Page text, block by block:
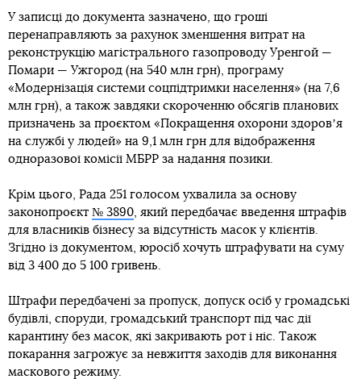
У записці до документа зазначено, що гроші
перенаправляють за рахунок зменшення витрат на
реконструкцію магістрального газопроводу Уренгой —
Помари — Ужгород (на 540 млн грн), програму
«Модернізація системи соцпідтримки населення» (на 7,6
млн грн), а також завдяки скороченню обсягів планових
призначень за проєктом «Покращення охорони здоровʼя
на службі у людей» на 9,1 млн грн для відображення
одноразової комісії МБРР за надання позики.
Крім цього, Рада 251 голосом ухвалила за основу
законопроєкт № 3890 , який передбачає введення штрафів
для власників бізнесу за відсутність масок у клієнтів.
Згідно із документом, юросіб хочуть штрафувати на суму
від 3 400 до 5 100 гривень.
Штрафи передбачені за пропуск, допуск осіб у громадські
будівлі, споруди, громадський транспорт під час дії
карантину без масок, які закривають рот і ніс. Також
покарання загрожує за невжиття заходів для виконання
маскового режиму.